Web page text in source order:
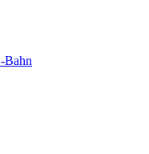
Bahn